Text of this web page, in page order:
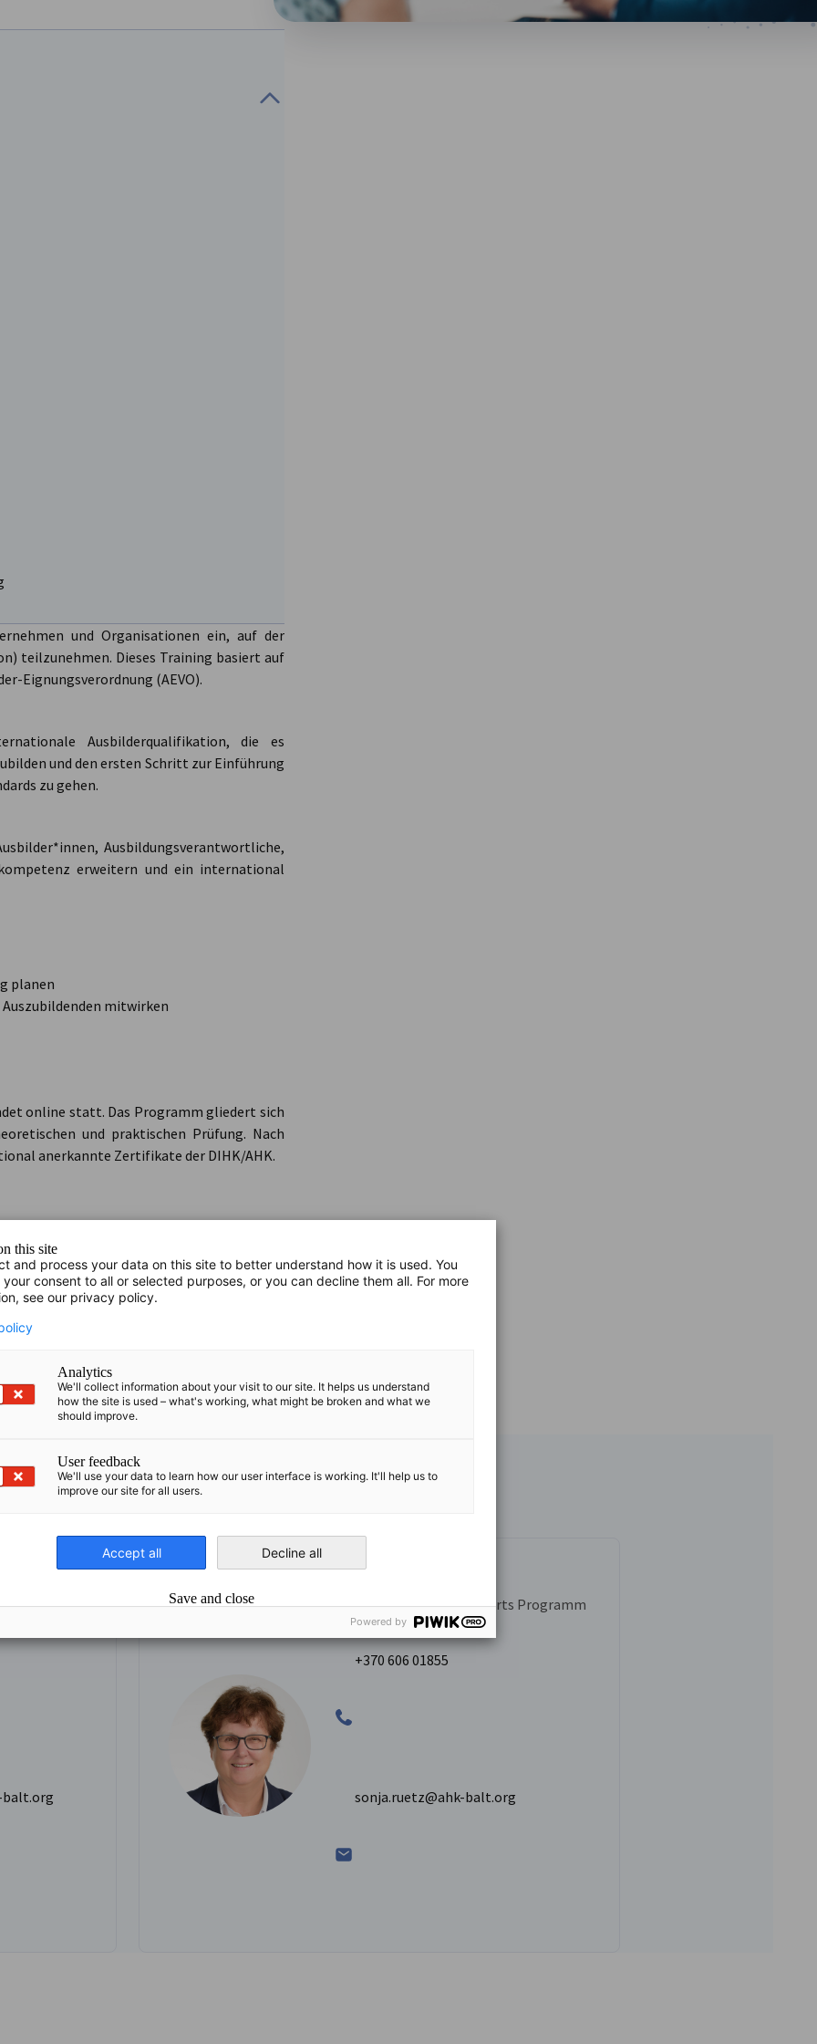
und Organisationen ein, auf der
teilzunehmen. Dieses Training basiert auf
Eignungsverordnung (AEVO).
Ausbilderqualifikation, die es
und den ersten Schritt zur Einführung
zu gehen.
Ausbildungsverantwortliche,
erweitern und ein international
planen
mitwirken
online statt. Das Programm gliedert sich
und praktischen Prüfung. Nach
anerkannte Zertifikate der DIHK/AHK.
(€650 für die Schulung, €150 für die
povilas.gembickis@ahk-balt.org
balt.org
Projektleiterin Skills Experts Programm
Büro Litauen
+370 606 01855
sonja.ruetz@ahk-balt.org
this site
and process your data on this site to better understand how it is used. You
consent to all or selected purposes, or you can decline them all. For more
see our privacy policy.
Analytics
We'll collect information about your visit to our site. It helps us understand
how the site is used – what's working, what might be broken and what we
should improve.
User feedback
We'll use your data to learn how our user interface is working. It'll help us to
improve our site for all users.
Accept all Decline all
Save and close
Powered by